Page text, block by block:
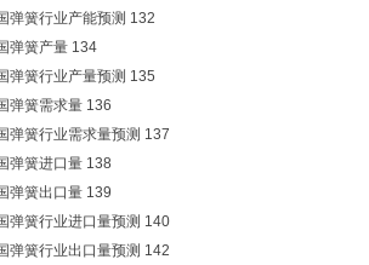
弹簧行业产能预测 132
弹簧产量 134
弹簧行业产量预测 135
弹簧需求量 136
弹簧行业需求量预测 137
弹簧进口量 138
弹簧出口量 139
弹簧行业进口量预测 140
弹簧行业出口量预测 142